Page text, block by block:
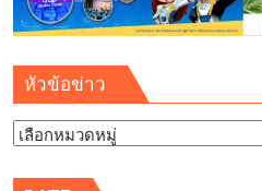
หัวข้อข่าว
หัวข้อ